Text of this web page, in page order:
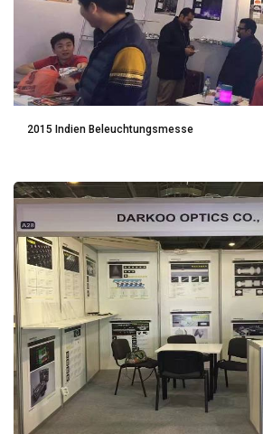
2015 Indien Beleuchtungsmesse